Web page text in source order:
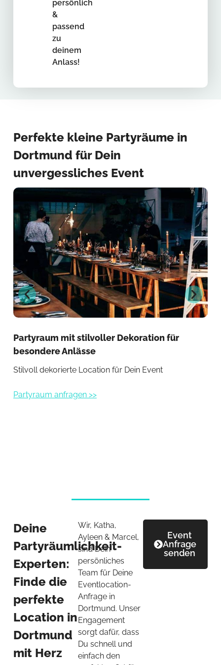
persönlich
&
passend
zu
deinem
Anlass!
Perfekte kleine Partyräume in
Dortmund für Dein
unvergessliches Event
Partyraum mit stilvoller Dekoration für
besondere Anlässe
Stilvoll dekorierte Location für Dein Event
Partyraum anfragen >>
Deine
Partyräumlichkeit-
Experten:
Finde die
perfekte
Location in
Dortmund
mit Herz
Wir, Katha,
Ayleen & Marcel,
sind Dein
persönliches
Team für Deine
Eventlocation-
Anfrage in
Dortmund. Unser
Engagement
sorgt dafür, dass
Du schnell und
einfach den
Event
Anfrage
senden